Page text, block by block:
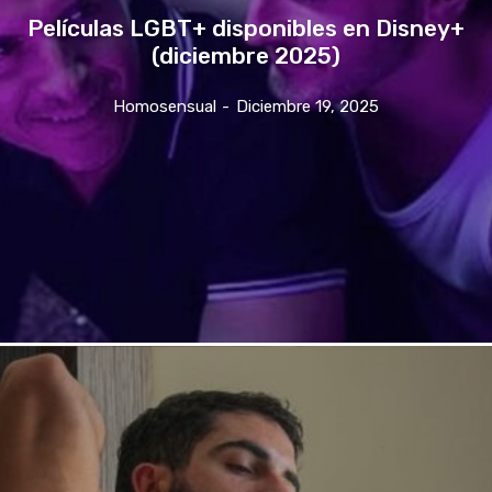
Películas LGBT+ disponibles en Disney+
(diciembre 2025)
Homosensual - Diciembre 19, 2025